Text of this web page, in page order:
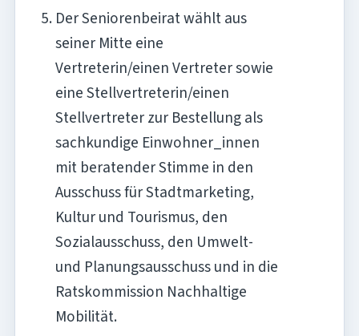
Der Seniorenbeirat wählt aus
seiner Mitte eine
Vertreterin/einen Vertreter sowie
eine Stellvertreterin/einen
Stellvertreter zur Bestellung als
sachkundige Einwohner_innen
mit beratender Stimme in den
Ausschuss für Stadtmarketing,
Kultur und Tourismus, den
Sozialausschuss, den Umwelt-
und Planungsausschuss und in die
Ratskommission Nachhaltige
Mobilität.